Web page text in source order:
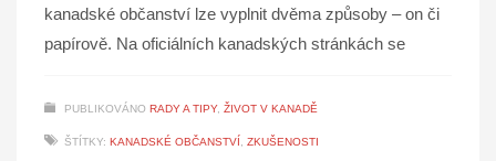
kanadské občanství lze vyplnit dvěma způsoby – on či
papírově. Na oficiálních kanadských stránkách se
PUBLIKOVÁNO RADY A TIPY, ŽIVOT V KANADĚ
ŠTÍTKY: KANADSKÉ OBČANSTVÍ, ZKUŠENOSTI